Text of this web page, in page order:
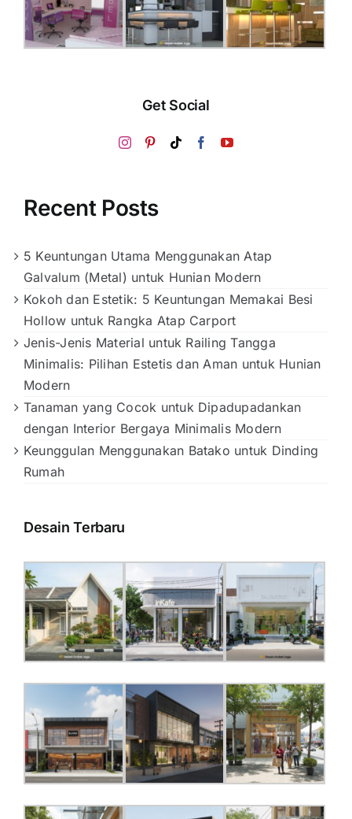
Get Social
Recent Posts
5 Keuntungan Utama Menggunakan Atap
Galvalum (Metal) untuk Hunian Modern
Kokoh dan Estetik: 5 Keuntungan Memakai Besi
Hollow untuk Rangka Atap Carport
Jenis-Jenis Material untuk Railing Tangga
Minimalis: Pilihan Estetis dan Aman untuk Hunian
Modern
Tanaman yang Cocok untuk Dipadupadankan
dengan Interior Bergaya Minimalis Modern
Keunggulan Menggunakan Batako untuk Dinding
Rumah
Desain Terbaru